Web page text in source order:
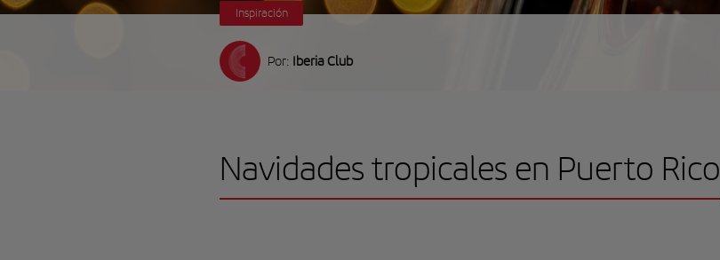
Inspiración
Por: Iberia Club
Navidades tropicales en Puerto Rico